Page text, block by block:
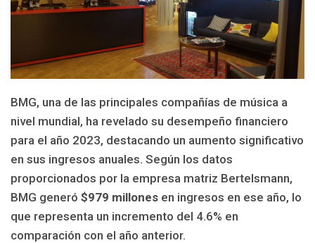
BMG, una de las principales compañías de música a
nivel mundial, ha revelado su desempeño financiero
para el año 2023, destacando un aumento significativo
en sus ingresos anuales. Según los datos
proporcionados por la empresa matriz Bertelsmann,
BMG generó $979 millones en ingresos en ese año, lo
que representa un incremento del 4.6% en
comparación con el año anterior.